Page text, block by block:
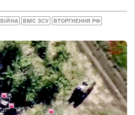
ВІЙНА ВМС ЗСУ ВТОРГНЕННЯ РФ